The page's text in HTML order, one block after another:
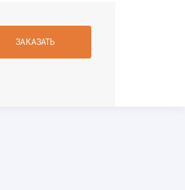
ЗАКАЗАТЬ